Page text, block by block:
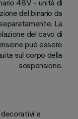
48V - unità di
del binario da
La
del cavo di
può essere
sul corpo della
sospensione.
e